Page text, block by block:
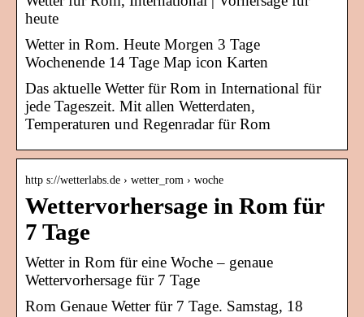
heute
Wetter in Rom. Heute Morgen 3 Tage
Wochenende 14 Tage Map icon Karten
Das aktuelle Wetter für Rom in International für
jede Tageszeit. Mit allen Wetterdaten,
Temperaturen und Regenradar für Rom
http s://wetterlabs.de › wetter_rom › woche
Wettervorhersage in Rom für
7 Tage
Wetter in Rom für eine Woche – genaue
Wettervorhersage für 7 Tage
Rom Genaue Wetter für 7 Tage. Samstag, 18